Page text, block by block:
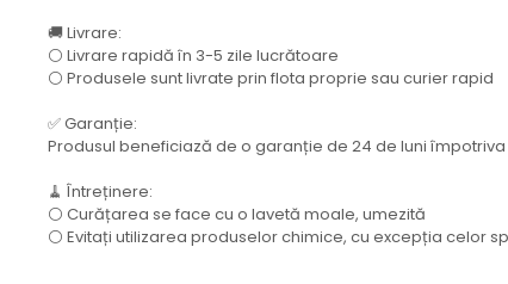
🚚 Livrare:
⚪ Livrare rapidă în 3-5 zile lucrătoare
⚪ Produsele sunt livrate prin flota proprie sau curier rapid
✅ Garanție:
Produsul beneficiază de o garanție de 24 de luni
🧹 Întreținere:
⚪ Curățarea se face cu o lavetă moale, umezită
⚪ Evitați utilizarea produselor chimice, cu excepția celor